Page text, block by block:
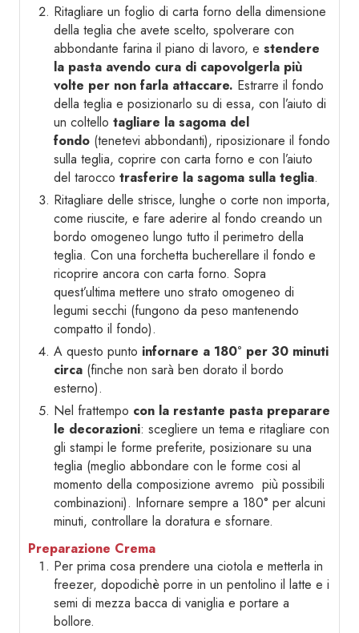
Ritagliare un foglio di carta forno della dimensione
della teglia che avete scelto, spolverare con
abbondante farina il piano di lavoro, e stendere
la pasta avendo cura di capovolgerla più
volte per non farla attaccare. Estrarre il fondo
della teglia e posizionarlo su di essa, con l’aiuto di
un coltello tagliare la sagoma del
fondo (tenetevi abbondanti), riposizionare il fondo
sulla teglia, coprire con carta forno e con l’aiuto
del tarocco trasferire la sagoma sulla teglia.
Ritagliare delle strisce, lunghe o corte non importa,
come riuscite, e fare aderire al fondo creando un
bordo omogeneo lungo tutto il perimetro della
teglia. Con una forchetta bucherellare il fondo e
ricoprire ancora con carta forno. Sopra
quest’ultima mettere uno strato omogeneo di
legumi secchi (fungono da peso mantenendo
compatto il fondo).
A questo punto infornare a 180° per 30 minuti
circa (finche non sarà ben dorato il bordo
esterno).
Nel frattempo con la restante pasta preparare
le decorazioni: scegliere un tema e ritagliare con
gli stampi le forme preferite, posizionare su una
teglia (meglio abbondare con le forme cosi al
momento della composizione avremo più possibili
combinazioni). Infornare sempre a 180° per alcuni
minuti, controllare la doratura e sfornare.
Preparazione Crema
Per prima cosa prendere una ciotola e metterla in
freezer, dopodichè porre in un pentolino il latte e i
semi di mezza bacca di vaniglia e portare a
bollore.